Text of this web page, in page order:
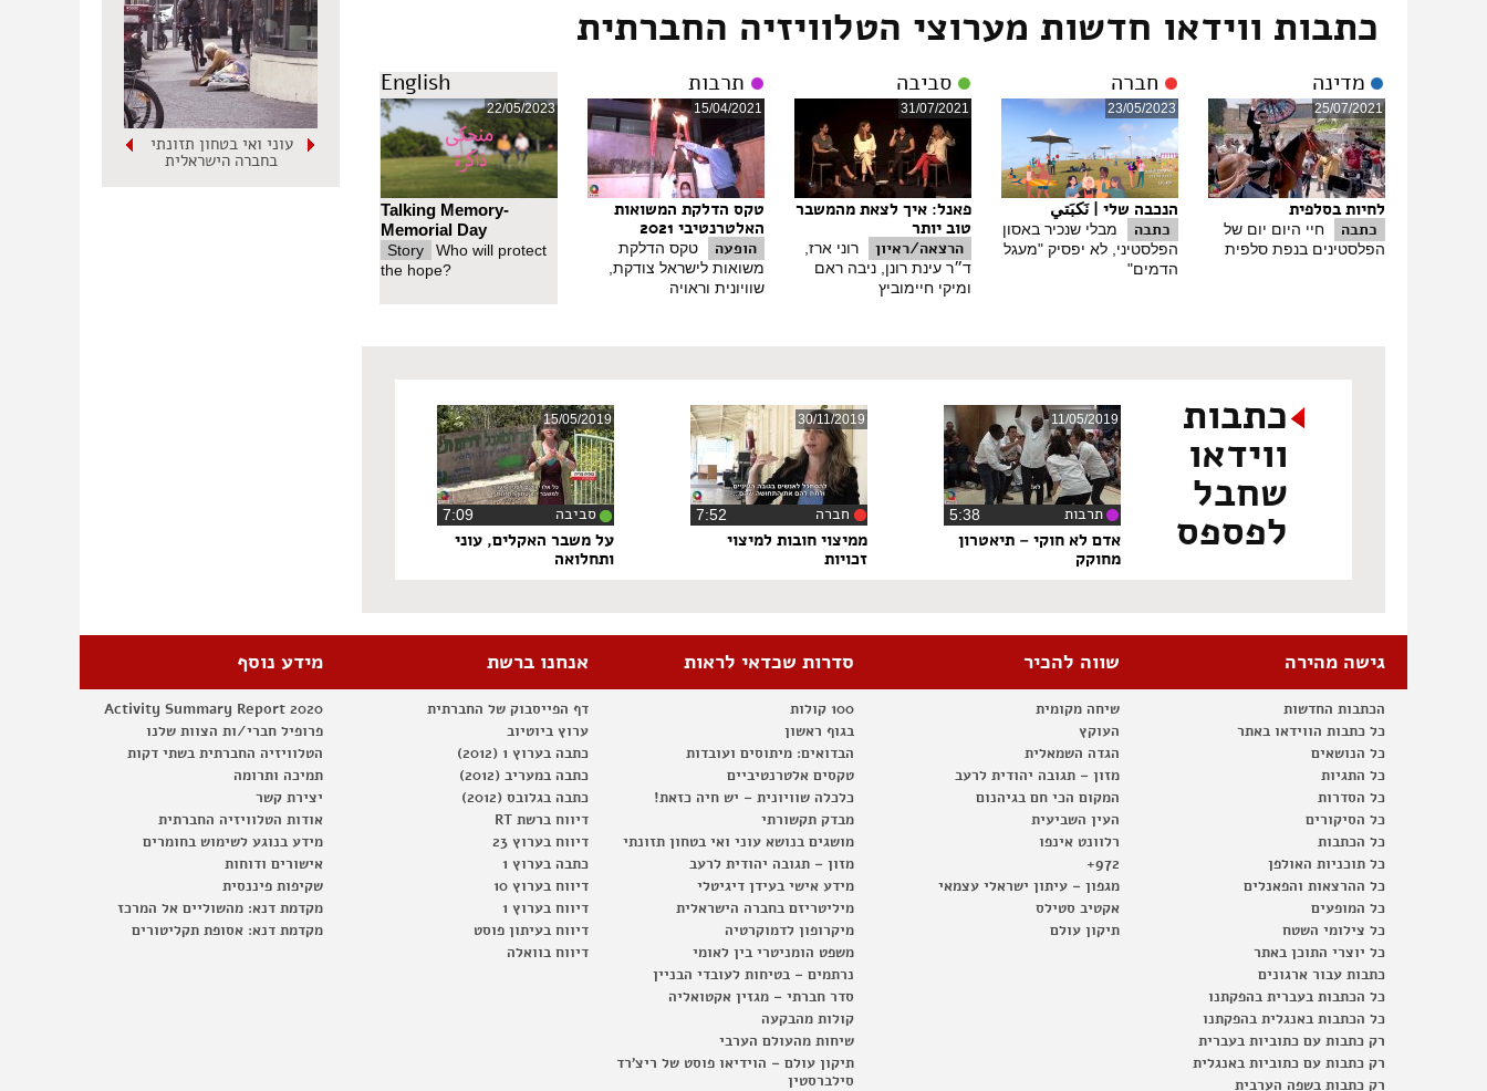
כתבות ווידאו חדשות מערוצי הטלוויזיה החברתית
מדינה
25/07/2021
לחיות בסלפית
כתבה
חיי היום יום של
הפלסטינים בנפת סלפית
חברה
23/05/2023
הנכבה שלי | نَكبَتي
כתבה
מבלי שנכיר באסון
הפלסטיני, לא יפסיק "מעגל
הדמים"
סביבה
31/07/2021
פאנל: איך לצאת מהמשבר
טוב יותר
הרצאה/ראיון
רוני ארז,
ד״ר עינת רונן, ניבה ראם
ומיקי חיימוביץ
תרבות
15/04/2021
טקס הדלקת המשואות
האלטרנטיבי 2021
הופעה
טקס הדלקת
משואות לישראל צודקת,
שוויונית וראויה
English
22/05/2023
Talking Memory-
Memorial Day
Story
Who will protect
the hope?
עוני ואי בטחון תזונתי
בחברה הישראלית
כתבות
ווידאו
שחבל
לפספס
11/05/2019
תרבות
אדם לא חוקי – תיאטרון
מחוקק
30/11/2019
חברה
ממיצוי חובות למיצוי
זכויות
15/05/2019
סביבה
על משבר האקלים, עוני
ותחלואה
גישה מהירה
הכתבות החדשות
כל כתבות הווידאו באתר
כל הנושאים
כל התגיות
כל הסדרות
כל הסיקורים
כל הכתבות
כל תוכניות האולפן
כל ההרצאות והפאנלים
כל המופעים
כל צילומי השטח
כל יוצרי התוכן באתר
כתבות עבור ארגונים
כל הכתבות בעברית בהפקתנו
כל הכתבות באנגלית בהפקתנו
רק כתבות עם כתוביות בעברית
רק כתבות עם כתוביות באנגלית
רק כתבות בשפה הערבית
שווה להכיר
שיחה מקומית
העוקץ
הגדה השמאלית
מזון – תגובה יהודית לרעב
המקום הכי חם בגיהנום
העין השביעית
רלוונט אינפו
972+
מגפון – עיתון ישראלי עצמאי
אקטיב סטילס
תיקון עולם
סדרות שכדאי לראות
100 קולות
בגוף ראשון
הבדואים: מיתוסים ועובדות
טקסים אלטרנטיביים
כלכלה שוויונית – יש חיה כזאת!
מבדק תקשורתי
מושגים בנושא עוני ואי בטחון תזונתי
מזון – תגובה יהודית לרעב
מידע אישי בעידן דיגיטלי
מיליטריזם בחברה הישראלית
מיקרופון לדמוקרטיה
משפט הומניטרי בין לאומי
נרתמים – בטיחות לעובדי הבניין
סדר חברתי – מגזין אקטואליה
קולות מהבקעה
שיחות מהעולם הערבי
תיקון עולם – הוידיאו פוסט של ריצ'רד
סילברסטין
אנחנו ברשת
דף הפייסבוק של החברתית
ערוץ ביוטיוב
כתבה בערוץ 1 (2012)
כתבה במעריב (2012)
כתבה בגלובס (2012)
דיווח ברשת RT
דיווח בערוץ 23
כתבה בערוץ 1
דיווח בערוץ 10
דיווח בערוץ 1
דיווח בעיתון פוסט
דיווח בוואלה
מידע נוסף
Activity Summary Report 2020
פרופיל חברי/ות הצוות שלנו
הטלוויזיה החברתית בשתי דקות
תמיכה ותרומה
יצירת קשר
אודות הטלוויזיה החברתית
מידע בנוגע לשימוש בחומרים
אישורים ודוחות
שקיפות פיננסית
מקדמת דנא: מהשוליים אל המרכז
מקדמת דנא: אסופת תקליטורים